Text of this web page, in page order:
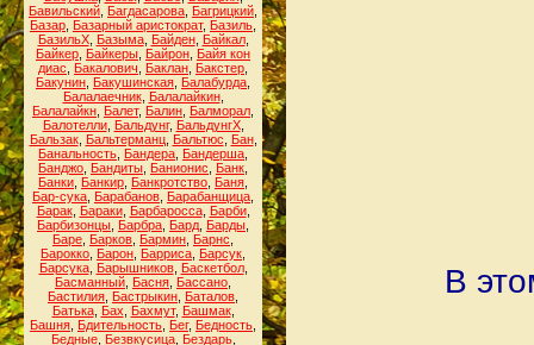
Бавильский Багдасарова Багрицкий
Базар Базарный аристократ, Базиль
БазильХ, Базыма, Байден, Байкал,
Байкер Байкеры Байрон Байя кон
диас
Бакалович Баклан Бакстер
Бакунин Бакушинская Балабурда
Балалаечник, Балалайкин,
Балалайкн Балет, Балин Балморал
Балотелли, Бальдунг, БальдунгХ,
Бальзак, Бальтерманц, Бальтюс Бан,
Банальность Бандера Бандерша
Банджо Бандиты Банионис Банк
Банки Банкир Банкротство Баня
Бар-сука Барабанов Барабанщица
Барак, Бараки, Барбаросса, Барби,
Барбизонцы Барбра Бард Барды
Баре Барков Бармин Барнс
Барокко Барон Барриса Барсук
Барсука, Барышников, Баскетбол,
Басманный Басня Бассано
Бастилия Бастрыкин Баталов
Батька, Бах Бахмут, Башмак,
Башня Бдительность Бег, Бедность
Бедные, Безвкусица, Бездарь,
В